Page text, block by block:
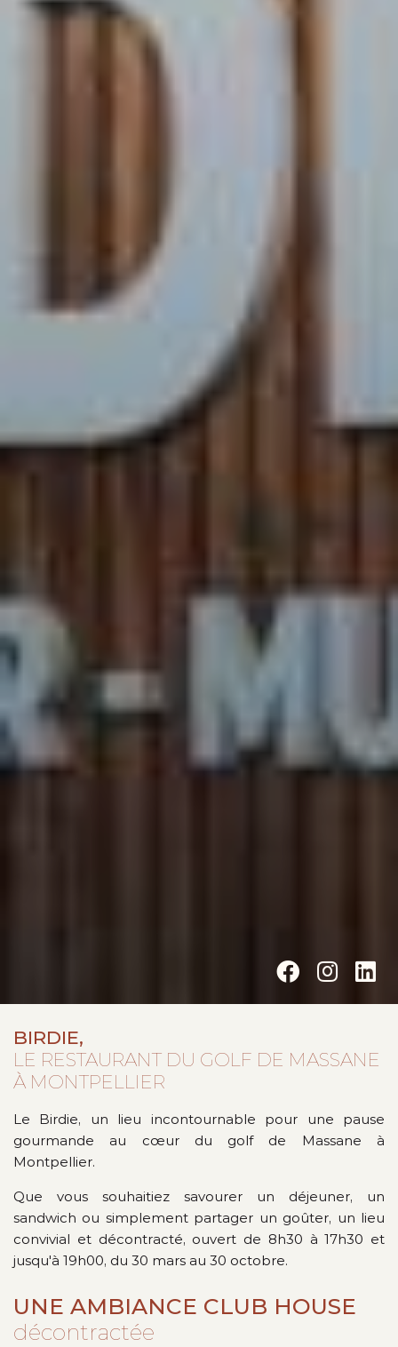
BIRDIE,
LE RESTAURANT DU GOLF DE MASSANE
À MONTPELLIER
Le Birdie, un lieu incontournable pour une pause
gourmande au cœur du golf de Massane à
Montpellier.
Que vous souhaitiez savourer un déjeuner, un
sandwich ou simplement partager un goûter, un lieu
convivial et décontracté, ouvert de 8h30 à 17h30 et
jusqu'à 19h00, du 30 mars au 30 octobre.
UNE AMBIANCE CLUB HOUSE
décontractée